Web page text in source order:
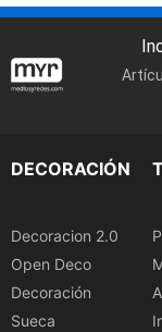
DECORACIÓN
Decoracion 2.0
Open Deco
Decoración
Sueca